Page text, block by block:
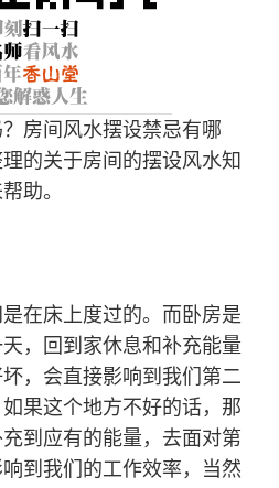
房间风水摆设禁忌有哪
的关于房间的摆设风水知
助。
在床上度过的。而卧房是
，回到家休息和补充能量
，会直接影响到我们第二
果这个地方不好的话，那
到应有的能量，去面对第
到我们的工作效率，当然